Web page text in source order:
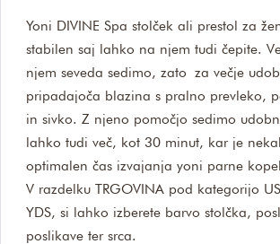
Yoni DIVINE Spa stolček ali prestol za
stabilen saj lahko na njem tudi čepite.
njem seveda sedimo, zato za večje
pripadajoča blazina s pralno prevleko,
in sivko. Z njeno pomočjo sedimo
lahko tudi več, kot 30 minut, kar je
optimalen čas izvajanja yoni parne
V razdelku TRGOVINA pod kategorijo
YDS, si lahko izberete barvo stolčka,
poslikave ter srca.